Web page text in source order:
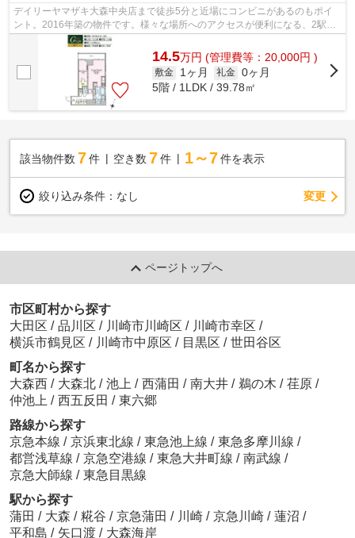
デイリーヤマザキ大森中央店まで徒歩5分と近場にコンビニがあるのもポイ
ント。2016年築の物件です。様々な場所へのアクセスが便利になる、2駅利
用可能な物件です。駅から徒歩8分にある...
14.5万円 (管理費等：20,000円 )
敷金 1ヶ月 礼金 0ヶ月
5階 / 1LDK / 39.78㎡
該当物件数 7件 空き数 7 件 1～7 件を表示
絞り込み条件： なし 変更
ページトップへ
市区町村から探す
大田区 / 品川区 / 川崎市川崎区 / 川崎市幸区 /
横浜市鶴見区 / 川崎市中原区 / 目黒区 / 世田谷区
町名から探す
大森西 / 大森北 / 池上 / 西蒲田 / 南大井 / 鵜の木 / 荏原 /
仲池上 / 西五反田 / 東六郷
路線から探す
京急本線 / 京浜東北線 / 東急池上線 / 東急多摩川線 /
都営浅草線 / 京急空港線 / 東急大井町線 / 南武線 /
京急大師線 / 東急目黒線
駅から探す
蒲田 / 大森 / 糀谷 / 京急蒲田 / 川崎 / 京急川崎 / 蓮沼 /
平和島 / 矢口渡 / 大森海岸